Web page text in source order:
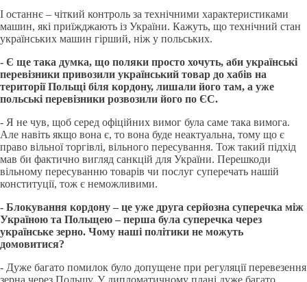
І останнє – чіткий контроль за технічними характеристиками
машин, які приїжджають із України. Кажуть, що технічний стан
українських машин гірший, ніж у польських.
- Є ще така думка, що поляки просто хочуть, аби українські
перевізники привозили український товар до хабів на
території Польщі біля кордону, лишали його там, а уже
польські перевізники розвозили його по ЄС.
- Я не чув, щоб серед офіційних вимог була саме така вимога.
Але навіть якщо вона є, то вона буде неактуальна, тому що є
право вільної торгівлі, вільного пересування. Тож такий підхід
мав би фактично вигляд санкцій для України. Перешкоди
вільному пересуванню товарів чи послуг суперечать нашій
конституції, тож є неможливими.
- Блокування кордону – це уже друга серйозна суперечка між
Україною та Польщею – перша була суперечка через
українське зерно. Чому наші політики не можуть
домовитися?
- Дуже багато помилок було допущене при регуляції перевезення
зерна через Польщу. У дипломатичному плані дуже багато